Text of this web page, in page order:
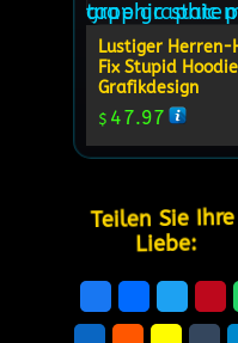
Lustiger Herren-
Fix Stupid
Grafikdesign
$ 47.97
Teilen Sie Ihre
Liebe: